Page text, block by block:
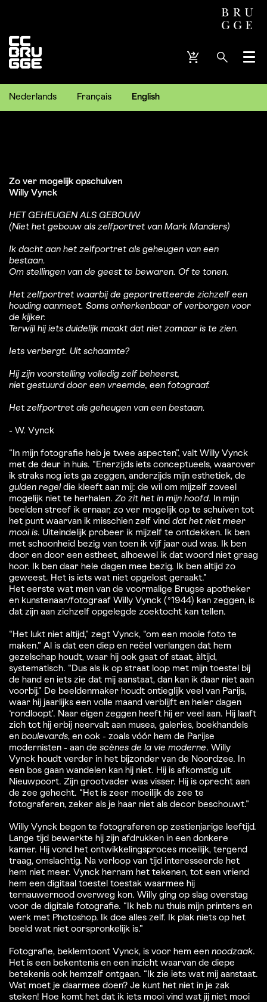
Menu
Nederlands Français English
Zo ver mogelijk opschuiven
Willy Vynck
HET GEHEUGEN ALS GEBOUW
(Niet het gebouw als zelfportret van Mark Manders)
Ik dacht aan het zelfportret als geheugen van een
bestaan.
Om stellingen van de geest te bewaren. Of te tonen.
Het zelfportret waarbij de geportretteerde zichzelf een
houding aanmeet. Soms onherkenbaar of verborgen voor
de kijker.
Terwijl hij iets duidelijk maakt dat niet zomaar is te zien.
Iets verbergt. Uit schaamte?
Hij zijn voorstelling volledig zelf beheerst,
niet gestuurd door een vreemde, een fotograaf.
Het zelfportret als geheugen van een bestaan.
- W. Vynck
“In mijn fotografie heb je twee aspecten”, valt Willy Vynck
met de deur in huis. “Enerzijds iets conceptueels, waarover
ik straks nog iets ga zeggen, anderzijds mijn esthetiek, de
gulden regel die kleeft aan mij: de wil om mijzelf zoveel
mogelijk niet te herhalen. Zo zit het in mijn hoofd. In mijn
beelden streef ik ernaar, zo ver mogelijk op te schuiven tot
het punt waarvan ik misschien zelf vind dat het niet meer
mooi is. Uiteindelijk probeer ik mijzelf te ontdekken. Ik ben
met schoonheid bezig van toen ik vijf jaar oud was. Ik ben
door en door een estheet, alhoewel ik dat woord niet graag
hoor. Ik ben daar hele dagen mee bezig. Ik ben altijd zo
geweest. Het is iets wat niet opgelost geraakt.”
Het eerste wat men van de voormalige Brugse apotheker
en kunstenaar/fotograaf Willy Vynck (°1944) kan zeggen, is
dat zijn aan zichzelf opgelegde zoektocht kan tellen.
“Het lukt niet altijd,” zegt Vynck, “om een mooie foto te
maken.” Al is dat een diep en reëel verlangen dat hem
gezelschap houdt, waar hij ook gaat of staat, àltijd,
systematisch. “Dus als ik op straat loop met mijn toestel bij
de hand en iets zie dat mij aanstaat, dan kan ik daar niet aan
voorbij.” De beeldenmaker houdt ontieglijk veel van Parijs,
waar hij jaarlijks een volle maand verblijft en heler dagen
‘rondloopt’. Naar eigen zeggen heeft hij er veel aan. Hij laaft
zich tot hij erbij neervalt aan musea, galeries, boekhandels
en boulevards, en ook - zoals vóór hem de Parijse
modernisten - aan de scènes de la vie moderne. Willy
Vynck houdt verder in het bijzonder van de Noordzee. In
een bos gaan wandelen kan hij niet. Hij is afkomstig uit
Nieuwpoort. Zijn grootvader was visser. Hij is oprecht aan
de zee gehecht. “Het is zeer moeilijk de zee te
fotograferen, zeker als je haar niet als decor beschouwt.”
Willy Vynck begon te fotograferen op zestienjarige leeftijd.
Lange tijd bewerkte hij zijn afdrukken in een donkere
kamer. Hij vond het ontwikkelingsproces moeilijk, tergend
traag, omslachtig. Na verloop van tijd interesseerde het
hem niet meer. Vynck hernam het tekenen, tot een vriend
hem een digitaal toestel toestak waarmee hij
ternauwernood overweg kon. Willy ging op slag overstag
voor de digitale fotografie. “Ik heb nu thuis mijn printers en
werk met Photoshop. Ik doe alles zelf. Ik plak niets op het
beeld wat niet oorspronkelijk is.”
Fotografie, beklemtoont Vynck, is voor hem een noodzaak.
Het is een bekentenis en een inzicht waarvan de diepe
betekenis ook hemzelf ontgaan. “Ik zie iets wat mij aanstaat.
Wat moet je daarmee doen? Je kunt het niet in je zak
steken! Hoe komt het dat ik iets mooi vind wat jij niet mooi